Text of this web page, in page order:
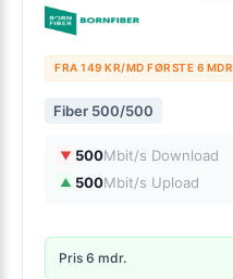
FRA 149 KR/MD FØRSTE 6 MDR
Fiber 500/500
▼ 500Mbit/s Download
▲ 500Mbit/s Upload
Pris 6 mdr.